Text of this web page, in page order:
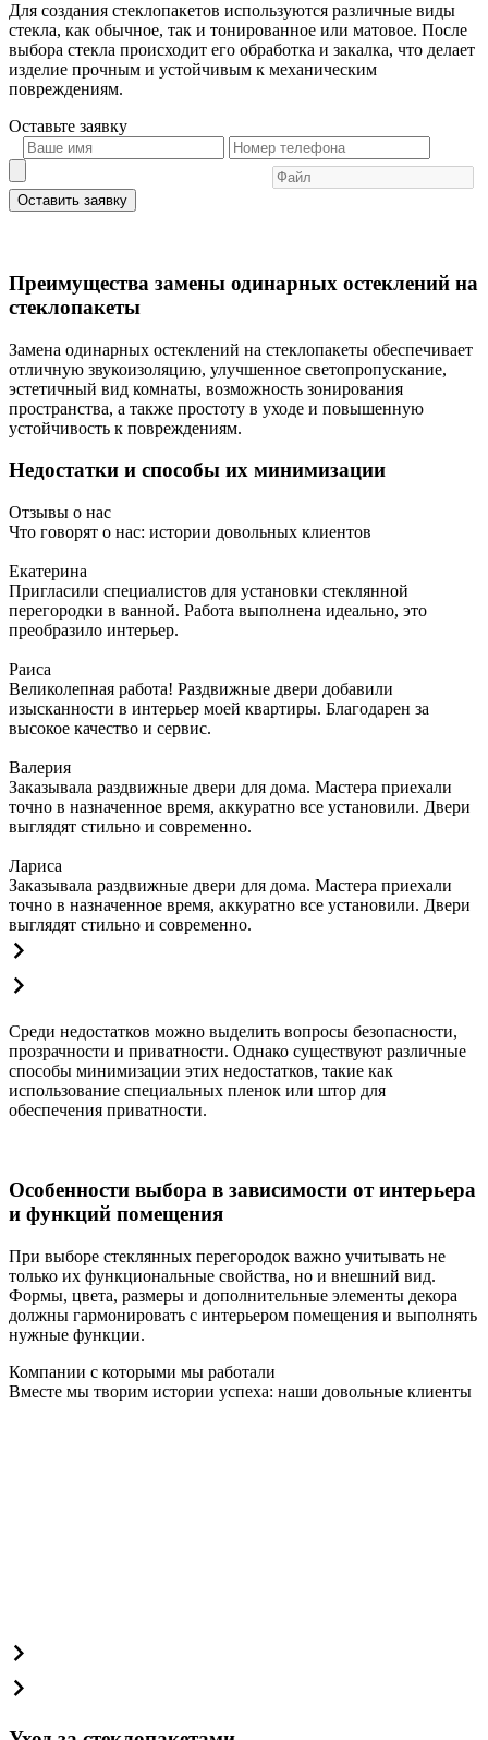
Для создания стеклопакетов используются различные виды
стекла, как обычное, так и тонированное или матовое. После
выбора стекла происходит его обработка и закалка, что делает
изделие прочным и устойчивым к механическим
повреждениям.
Оставьте заявку
Оставить заявку
Преимущества замены одинарных остеклений на
стеклопакеты
Замена одинарных остеклений на стеклопакеты обеспечивает
отличную звукоизоляцию, улучшенное светопропускание,
эстетичный вид комнаты, возможность зонирования
пространства, а также простоту в уходе и повышенную
устойчивость к повреждениям.
Недостатки и способы их минимизации
Отзывы о нас
Что говорят о нас: истории довольных клиентов
Екатерина
Пригласили специалистов для установки стеклянной
перегородки в ванной. Работа выполнена идеально, это
преобразило интерьер.
Раиса
Великолепная работа! Раздвижные двери добавили
изысканности в интерьер моей квартиры. Благодарен за
высокое качество и сервис.
Валерия
Заказывала раздвижные двери для дома. Мастера приехали
точно в назначенное время, аккуратно все установили. Двери
выглядят стильно и современно.
Лариса
Заказывала раздвижные двери для дома. Мастера приехали
точно в назначенное время, аккуратно все установили. Двери
выглядят стильно и современно.
Среди недостатков можно выделить вопросы безопасности,
прозрачности и приватности. Однако существуют различные
способы минимизации этих недостатков, такие как
использование специальных пленок или штор для
обеспечения приватности.
Особенности выбора в зависимости от интерьера
и функций помещения
При выборе стеклянных перегородок важно учитывать не
только их функциональные свойства, но и внешний вид.
Формы, цвета, размеры и дополнительные элементы декора
должны гармонировать с интерьером помещения и выполнять
нужные функции.
Компании с которыми мы работали
Вместе мы творим истории успеха: наши довольные клиенты